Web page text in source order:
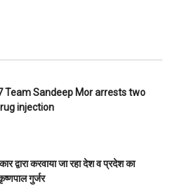
Team Sandeep Mor arrests two
injection
द्वारा करवाया जा रहा देश व प्रदेश का
गुर्जर